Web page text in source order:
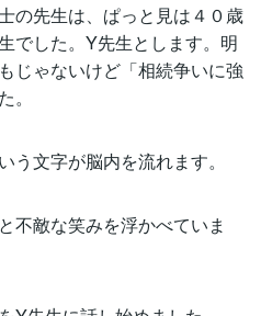
の先生は、ぱっと見は４０歳
でした。Y先生とします。明
じゃないけど「相続争いに強
う文字が脳内を流れます。
不敵な笑みを浮かべていま